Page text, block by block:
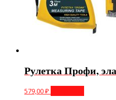
Рулетка Профи,
579,00₽